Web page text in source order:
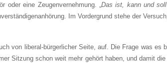
eine Zeugenvernehmung. „ Das ist, kann und
Im Vordergrund stehe der
von liberal-bürgerlicher Seite, auf. Die Frage was es
Sitzung schon weit mehr gehört haben, und damit